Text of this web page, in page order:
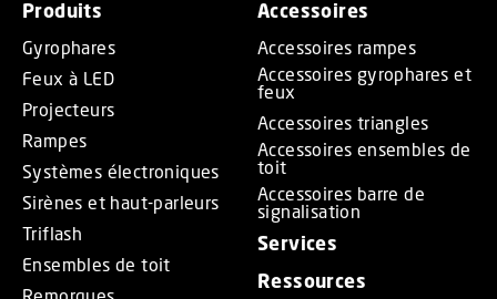
Produits
Gyrophares
Feux à LED
Projecteurs
Rampes
Systèmes électroniques
Sirènes et haut-parleurs
Triflash
Ensembles de toit
Accessoires
Accessoires rampes
Accessoires gyrophares et
feux
Accessoires triangles
Accessoires ensembles de
toit
Accessoires barre de
signalisation
Services
Ressources